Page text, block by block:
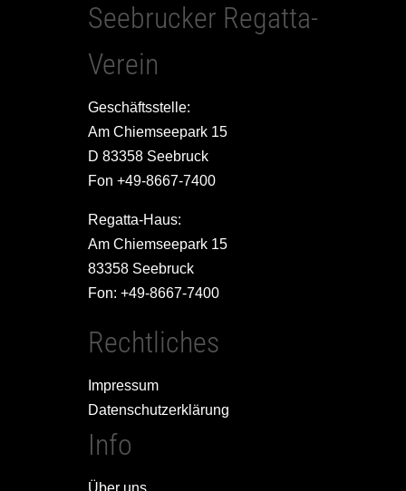
Seebrucker Regatta-
Verein
Geschäftsstelle:
Am Chiemseepark 15
D 83358 Seebruck
Fon +49-8667-7400
Regatta-Haus:
Am Chiemseepark 15
83358 Seebruck
Fon: +49-8667-7400
Rechtliches
Impressum
Datenschutzerklärung
Info